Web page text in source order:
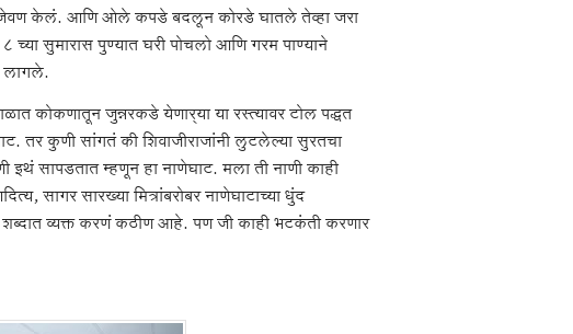
जेवण केलं. आणि ओले कपडे बदलून कोरडे घातले तेव्हा जरा
च्या सुमारास पुण्यात घरी पोचलो आणि गरम पाण्याने
लागले.
कोकणातून जुन्नरकडे येणार्‍या या रस्त्यावर टोल पद्धत
तर कुणी सांगतं की शिवाजीराजांनी लुटलेल्या सुरतचा
इथं सापडतात म्हणून हा नाणेघाट. मला ती नाणी काही
सागर सारख्या मित्रांबरोबर नाणेघाटाच्या धुंद
व्यक्त करणं कठीण आहे. पण जी काही भटकंती करणार